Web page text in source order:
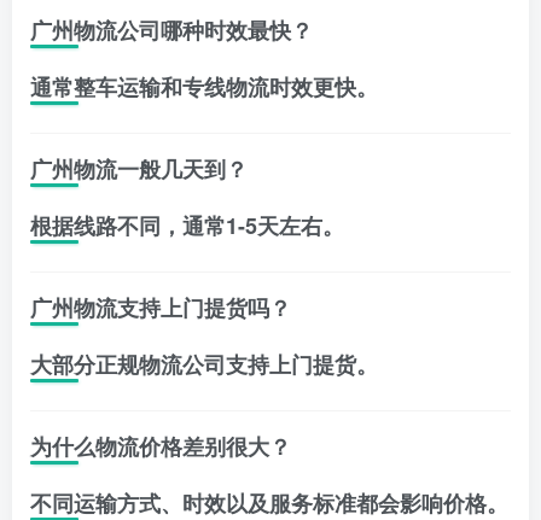
广州物流公司哪种时效最快？
通常整车运输和专线物流时效更快。
广州物流一般几天到？
根据线路不同，通常1-5天左右。
广州物流支持上门提货吗？
大部分正规物流公司支持上门提货。
为什么物流价格差别很大？
不同运输方式、时效以及服务标准都会影响价格。